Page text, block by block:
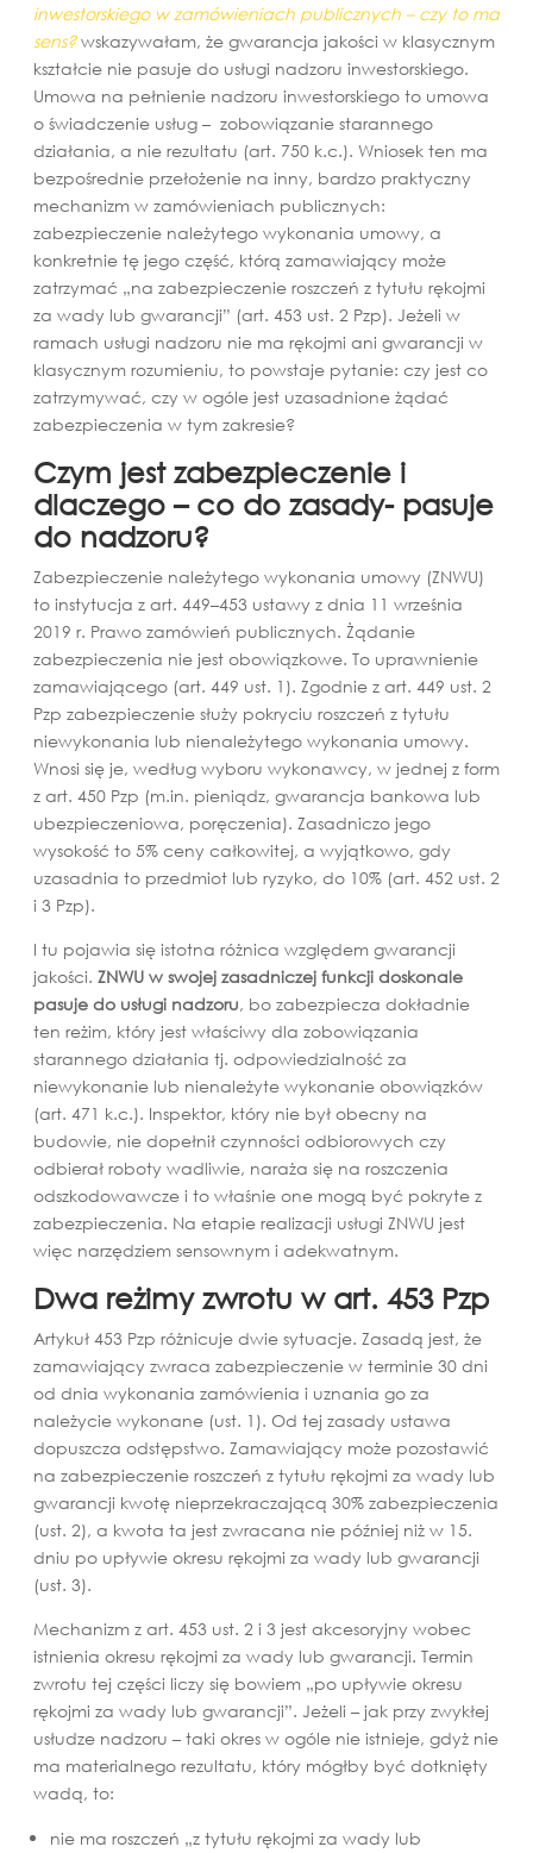
inwestorskiego w zamówieniach publicznych – czy to ma
sens? wskazywałam, że gwarancja jakości w klasycznym
kształcie nie pasuje do usługi nadzoru inwestorskiego.
Umowa na pełnienie nadzoru inwestorskiego to umowa
o świadczenie usług – zobowiązanie starannego
działania, a nie rezultatu (art. 750 k.c.). Wniosek ten ma
bezpośrednie przełożenie na inny, bardzo praktyczny
mechanizm w zamówieniach publicznych:
zabezpieczenie należytego wykonania umowy, a
konkretnie tę jego część, którą zamawiający może
zatrzymać „na zabezpieczenie roszczeń z tytułu rękojmi
za wady lub gwarancji” (art. 453 ust. 2 Pzp). Jeżeli w
ramach usługi nadzoru nie ma rękojmi ani gwarancji w
klasycznym rozumieniu, to powstaje pytanie: czy jest co
zatrzymywać, czy w ogóle jest uzasadnione żądać
zabezpieczenia w tym zakresie?
Czym jest zabezpieczenie i
dlaczego – co do zasady- pasuje
do nadzoru?
Zabezpieczenie należytego wykonania umowy (ZNWU)
to instytucja z art. 449–453 ustawy z dnia 11 września
2019 r. Prawo zamówień publicznych. Żądanie
zabezpieczenia nie jest obowiązkowe. To uprawnienie
zamawiającego (art. 449 ust. 1). Zgodnie z art. 449 ust. 2
Pzp zabezpieczenie służy pokryciu roszczeń z tytułu
niewykonania lub nienależytego wykonania umowy.
Wnosi się je, według wyboru wykonawcy, w jednej z form
z art. 450 Pzp (m.in. pieniądz, gwarancja bankowa lub
ubezpieczeniowa, poręczenia). Zasadniczo jego
wysokość to 5% ceny całkowitej, a wyjątkowo, gdy
uzasadnia to przedmiot lub ryzyko, do 10% (art. 452 ust. 2
i 3 Pzp).
I tu pojawia się istotna różnica względem gwarancji
jakości. ZNWU w swojej zasadniczej funkcji doskonale
pasuje do usługi nadzoru, bo zabezpiecza dokładnie
ten reżim, który jest właściwy dla zobowiązania
starannego działania tj. odpowiedzialność za
niewykonanie lub nienależyte wykonanie obowiązków
(art. 471 k.c.). Inspektor, który nie był obecny na
budowie, nie dopełnił czynności odbiorowych czy
odbierał roboty wadliwie, naraża się na roszczenia
odszkodowawcze i to właśnie one mogą być pokryte z
zabezpieczenia. Na etapie realizacji usługi ZNWU jest
więc narzędziem sensownym i adekwatnym.
Dwa reżimy zwrotu w art. 453 Pzp
Artykuł 453 Pzp różnicuje dwie sytuacje. Zasadą jest, że
zamawiający zwraca zabezpieczenie w terminie 30 dni
od dnia wykonania zamówienia i uznania go za
należycie wykonane (ust. 1). Od tej zasady ustawa
dopuszcza odstępstwo. Zamawiający może pozostawić
na zabezpieczenie roszczeń z tytułu rękojmi za wady lub
gwarancji kwotę nieprzekraczającą 30% zabezpieczenia
(ust. 2), a kwota ta jest zwracana nie później niż w 15.
dniu po upływie okresu rękojmi za wady lub gwarancji
(ust. 3).
Mechanizm z art. 453 ust. 2 i 3 jest akcesoryjny wobec
istnienia okresu rękojmi za wady lub gwarancji. Termin
zwrotu tej części liczy się bowiem „po upływie okresu
rękojmi za wady lub gwarancji”. Jeżeli – jak przy zwykłej
usłudze nadzoru – taki okres w ogóle nie istnieje, gdyż nie
ma materialnego rezultatu, który mógłby być dotknięty
wadą, to:
nie ma roszczeń „z tytułu rękojmi za wady lub